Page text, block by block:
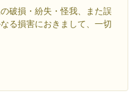
破損・紛失・怪我、また誤
る損害におきまして、一切